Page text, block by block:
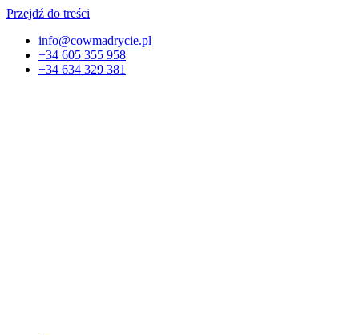
Przejdź do treści
info@cowmadrycie.pl
+34 605 355 958
+34 634 329 381​